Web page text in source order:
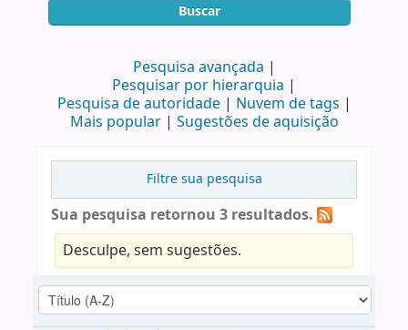
Buscar
Pesquisa avançada
Pesquisar por hierarquia
Pesquisa de autoridade
Nuvem de tags
Mais popular
Sugestões de aquisição
Filtre sua pesquisa
Sua pesquisa retornou 3 resultados.
Desculpe, sem sugestões.